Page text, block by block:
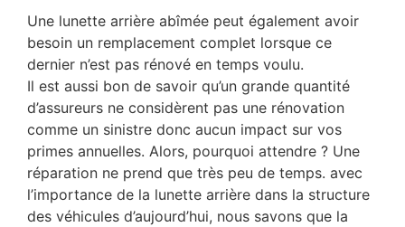
Une lunette arrière abîmée peut également avoir
besoin un remplacement complet lorsque ce
dernier n’est pas rénové en temps voulu.
Il est aussi bon de savoir qu’un grande quantité
d’assureurs ne considèrent pas une rénovation
comme un sinistre donc aucun impact sur vos
primes annuelles. Alors, pourquoi attendre ? Une
réparation ne prend que très peu de temps. avec
l’importance de la lunette arrière dans la structure
des véhicules d’aujourd’hui, nous savons que la